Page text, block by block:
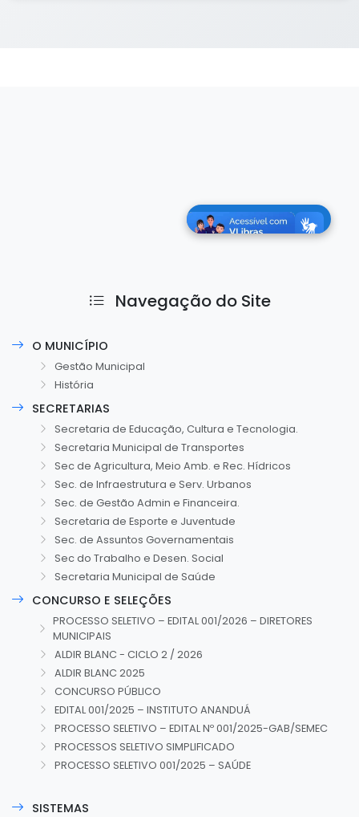
Navegação do Site
O MUNICÍPIO
Gestão Municipal
História
SECRETARIAS
Secretaria de Educação, Cultura e Tecnologia.
Secretaria Municipal de Transportes
Sec de Agricultura, Meio Amb. e Rec. Hídricos
Sec. de Infraestrutura e Serv. Urbanos
Sec. de Gestão Admin e Financeira.
Secretaria de Esporte e Juventude
Sec. de Assuntos Governamentais
Sec do Trabalho e Desen. Social
Secretaria Municipal de Saúde
CONCURSO E SELEÇÕES
PROCESSO SELETIVO – EDITAL 001/2026 – DIRETORES
MUNICIPAIS
ALDIR BLANC - CICLO 2 / 2026
ALDIR BLANC 2025
CONCURSO PÚBLICO
EDITAL 001/2025 – INSTITUTO ANANDUÁ
PROCESSO SELETIVO – EDITAL Nº 001/2025-GAB/SEMEC
PROCESSOS SELETIVO SIMPLIFICADO
PROCESSO SELETIVO 001/2025 – SAÚDE
SISTEMAS